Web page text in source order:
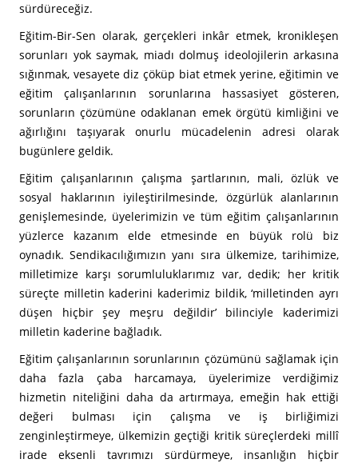
sürdüreceğiz.
Eğitim-Bir-Sen olarak, gerçekleri inkâr etmek, kronikleşen
sorunları yok saymak, miadı dolmuş ideolojilerin arkasına
sığınmak, vesayete diz çöküp biat etmek yerine, eğitimin ve
eğitim çalışanlarının sorunlarına hassasiyet gösteren,
sorunların çözümüne odaklanan emek örgütü kimliğini ve
ağırlığını taşıyarak onurlu mücadelenin adresi olarak
bugünlere geldik.
Eğitim çalışanlarının çalışma şartlarının, mali, özlük ve
sosyal haklarının iyileştirilmesinde, özgürlük alanlarının
genişlemesinde, üyelerimizin ve tüm eğitim çalışanlarının
yüzlerce kazanım elde etmesinde en büyük rolü biz
oynadık. Sendikacılığımızın yanı sıra ülkemize, tarihimize,
milletimize karşı sorumluluklarımız var, dedik; her kritik
süreçte milletin kaderini kaderimiz bildik, ‘milletinden ayrı
düşen hiçbir şey meşru değildir’ bilinciyle kaderimizi
milletin kaderine bağladık.
Eğitim çalışanlarının sorunlarının çözümünü sağlamak için
daha fazla çaba harcamaya, üyelerimize verdiğimiz
hizmetin niteliğini daha da artırmaya, emeğin hak ettiği
değeri bulması için çalışma ve iş birliğimizi
zenginleştirmeye, ülkemizin geçtiği kritik süreçlerdeki millî
irade eksenli tavrımızı sürdürmeye, insanlığın hiçbir